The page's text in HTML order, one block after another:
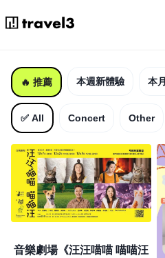
🔥 推薦 本週新體驗 本月
✅ All Concert Other
音樂劇場《汪汪喵喵 喵喵汪